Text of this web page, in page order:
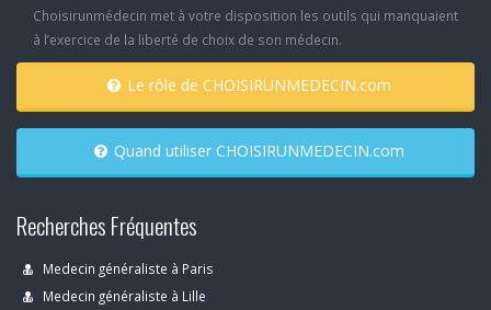
Choisirunmédecin met à votre disposition les outils qui manquaient
à l’exercice de la liberté de choix de son médecin.
Le rôle de CHOISIRUNMEDECIN.com
Quand utiliser CHOISIRUNMEDECIN.com
Recherches Fréquentes
Medecin généraliste à Paris
Medecin généraliste à Lille